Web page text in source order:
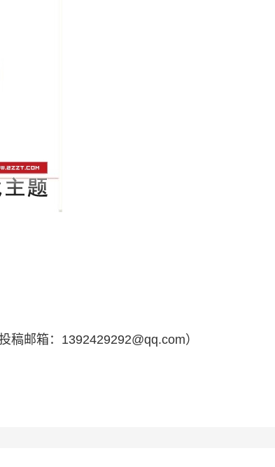
稿邮箱：1392429292@qq.com）